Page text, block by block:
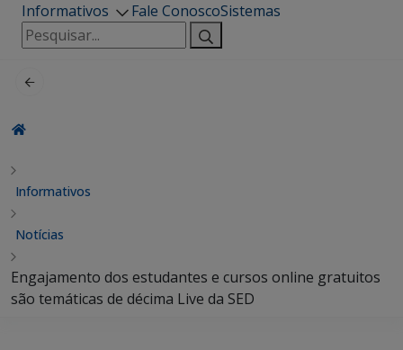
Informativos
Fale ConoscoSistemas
Pesquisar
por:
Informativos
Notícias
Engajamento dos estudantes e cursos online gratuitos
são temáticas de décima Live da SED